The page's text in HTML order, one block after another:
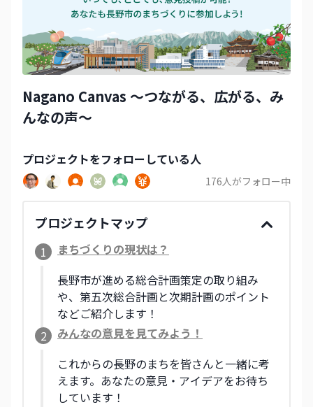
Nagano Canvas 〜つながる、広がる、み
んなの声〜
プロジェクトをフォローしている人
176人がフォロー中
プロジェクトマップ
1
まちづくりの現状は？
長野市が進める総合計画策定の取り組み
や、第五次総合計画と次期計画のポイント
などご紹介します！
2
みんなの意見を見てみよう！
これからの長野のまちを皆さんと一緒に考
えます。あなたの意見・アイデアをお待ち
しています！